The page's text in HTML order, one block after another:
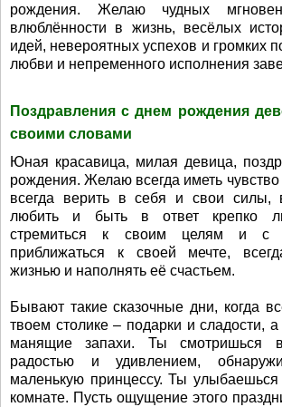
рождения. Желаю чудных
влюблённости в жизнь, весёлых
идей, невероятных успехов и громких
любви и непременного исполнения
Поздравления с днем рождения
своими словами
Юная красавица, милая девица,
рождения. Желаю всегда иметь чувство
всегда верить в себя и свои силы,
любить и быть в ответ крепко
стремиться к своим целям и с
приближаться к своей мечте,
жизнью и наполнять её счастьем.
Бывают такие сказочные дни, когда
твоем столике – подарки и сладости,
манящие запахи. Ты смотришься
радостью и удивлением,
маленькую принцессу. Ты
комнате. Пусть ощущение этого